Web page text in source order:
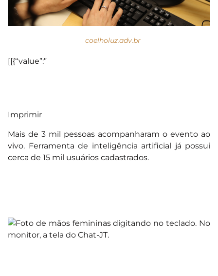
coelholuz.adv.br
[[{“value”:”
Imprimir
Mais de 3 mil pessoas acompanharam o evento ao
vivo. Ferramenta de inteligência artificial já possui
cerca de 15 mil usuários cadastrados.